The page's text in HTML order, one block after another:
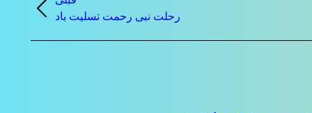
نوشتهرحلت نبی رحمت تسلیت باد